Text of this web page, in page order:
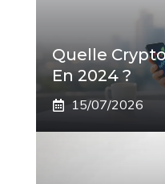
Quelle
En 2024 ?
15/07/2026